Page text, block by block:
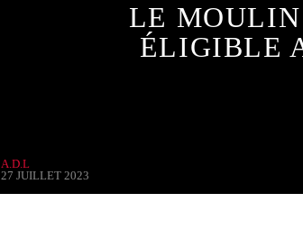
LE
ÉLIGIBLE
A.D.L
27 JUILLET 2023